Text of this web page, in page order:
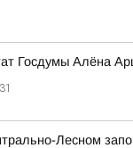
Госдумы Алёна
Лесном